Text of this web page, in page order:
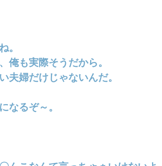
。
俺も実際そうだから。
夫婦だけじゃないんだ。
なるぞ～。